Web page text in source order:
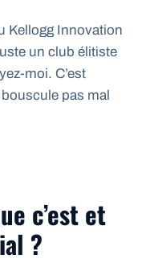
Kellogg Innovation
un club élitiste
moi. C’est
pas mal
c’est et
?